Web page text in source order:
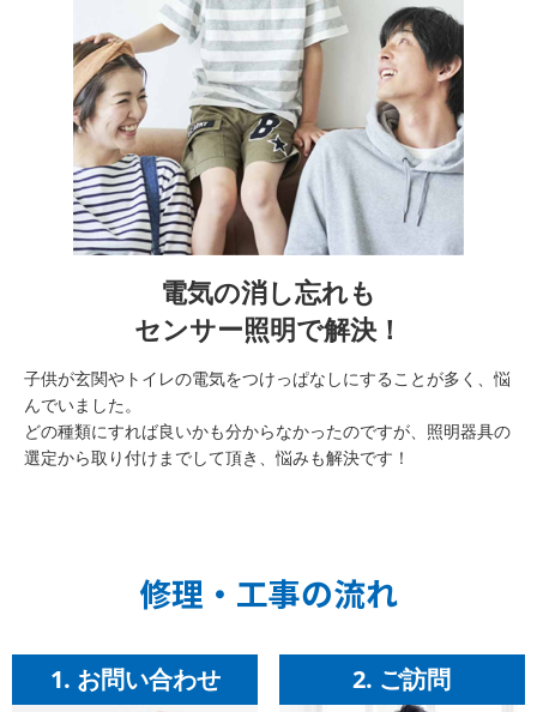
電気の消し忘れも
センサー照明で解決！
子供が玄関やトイレの電気をつけっぱなしにすることが多く、悩
んでいました。
どの種類にすれば良いかも分からなかったのですが、照明器具の
選定から取り付けまでして頂き、悩みも解決です！
修理・工事の流れ
1. お問い合わせ 2. ご訪問